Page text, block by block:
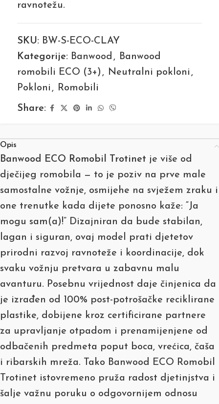
ravnotežu.
SKU: BW-S-ECO-CLAY
Kategorije: Banwood , Banwood
romobili ECO (3+) , Neutralni pokloni ,
Pokloni , Romobili
Share:
Opis
Banwood ECO Romobil Trotinet je više od
dječijeg romobila — to je poziv na prve male
samostalne vožnje, osmijehe na svježem zraku i
one trenutke kada dijete ponosno kaže: “Ja
mogu sam(a)!” Dizajniran da bude stabilan,
lagan i siguran, ovaj model prati djetetov
prirodni razvoj ravnoteže i koordinacije, dok
svaku vožnju pretvara u zabavnu malu
avanturu. Posebnu vrijednost daje činjenica da
je izrađen od 100% post-potrošačke reciklirane
plastike, dobijene kroz certificirane partnere
za upravljanje otpadom i prenamijenjene od
odbačenih predmeta poput boca, vrećica, čaša
i ribarskih mreža. Tako Banwood ECO Romobil
Trotinet istovremeno pruža radost djetinjstva i
šalje važnu poruku o odgovornijem odnosu